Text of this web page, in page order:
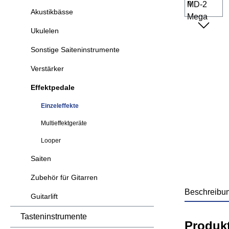
Akustikbässe
Ukulelen
Sonstige Saiteninstrumente
Verstärker
Effektpedale
Einzeleffekte
Multieffektgeräte
Looper
Saiten
Zubehör für Gitarren
Guitarlift
Tasteninstrumente